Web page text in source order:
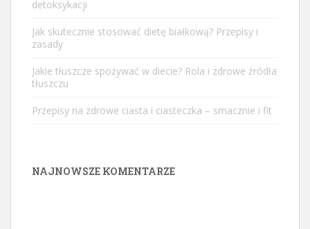
detoksykacji
Jak skutecznie stosować dietę białkową? Przepisy i
zasady
Jakie tłuszcze spożywać w diecie? Rola i zdrowe źródła
tłuszczu
Przepisy na zdrowe ciasta i ciasteczka – smacznie i fit
NAJNOWSZE KOMENTARZE